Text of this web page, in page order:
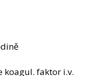
koagul. faktor i.v.